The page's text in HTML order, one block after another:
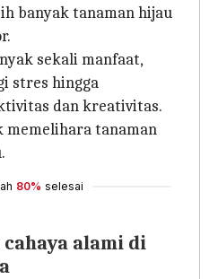
banyak tanaman hijau
sekali manfaat,
stres hingga
dan kreativitas.
tanaman
80% selesai
alami di